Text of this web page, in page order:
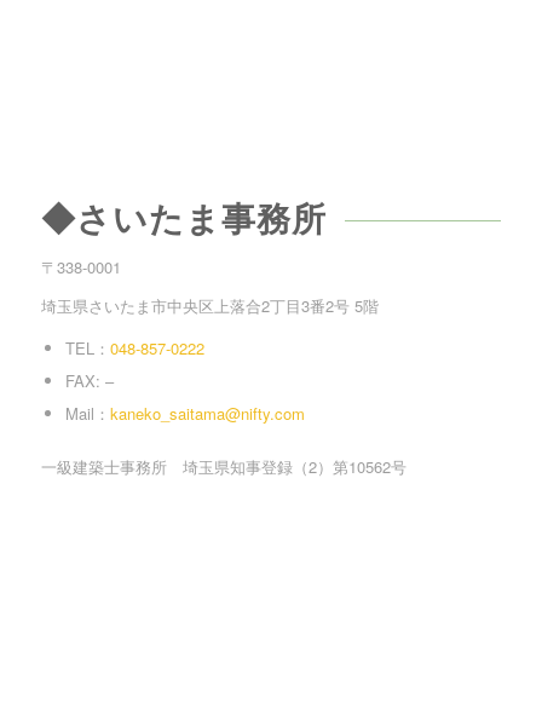
◆さいたま事務所
〒338-0001
埼玉県さいたま市中央区上落合2丁目3番2号 5階
TEL： 048-857-0222
FAX: –
Mail： kaneko_saitama@nifty.com
一級建築士事務所 埼玉県知事登録（2）第10562号